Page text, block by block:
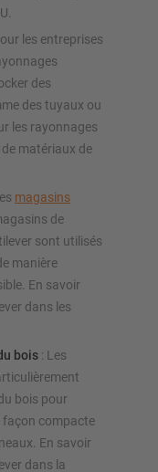
les entreprises
des
des tuyaux ou
les rayonnages
matériaux de
magasins
de
sont utilisés
manière
En savoir
dans les
bois : Les
bois pour
façon compacte
En savoir
dans la